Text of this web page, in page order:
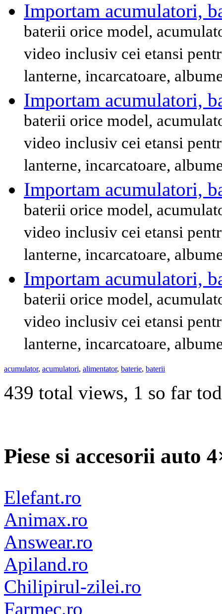
Importam acumulatori,
baterii orice model,
video inclusiv cei etansi
lanterne, incarcatoare,
Importam acumulatori,
baterii orice model,
video inclusiv cei etansi
lanterne, incarcatoare,
Importam acumulatori,
baterii orice model,
video inclusiv cei etansi
lanterne, incarcatoare,
Importam acumulatori,
baterii orice model,
video inclusiv cei etansi
lanterne, incarcatoare,
acumulator, acumulatori, alimentator, baterie, baterii
439 total views, 1 so far
Piese si accesorii auto
Elefant.ro
Animax.ro
Answear.ro
Apiland.ro
Chilipirul-zilei.ro
Farmec.ro